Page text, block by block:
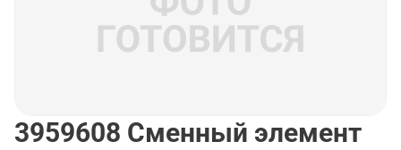
3959608 Сменный элемент